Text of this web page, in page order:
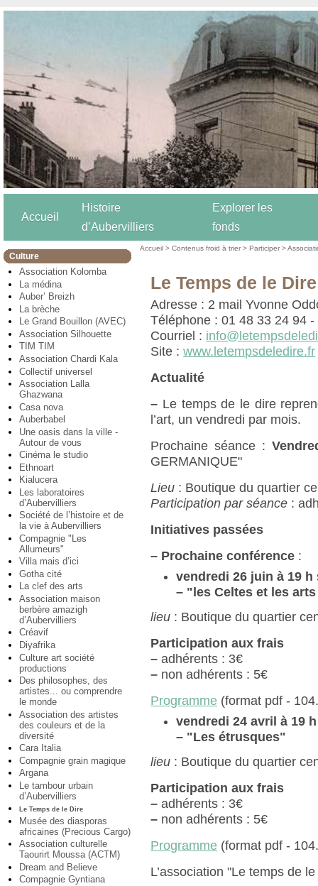
Accueil
Histoire
d’Aubervilliers
Explorer les
fonds
Culture
Association Kolomba
La médina
Auber’ Breizh
La brèche
Le Grand Bouillon (AVEC)
Association Silhouette
TIM TIM
Association Chardi Kala
Collectif universel
Association Lalla
Ghazwana
Casa nova
Auberbabel
Une oasis dans la ville -
Autour de vous
Cinéma le studio
Ethnoart
Kialucera
Les laboratoires
d’Aubervilliers
Société de l’histoire et de
la vie à Aubervilliers
Compagnie "Les
Allumeurs"
Villa mais d’ici
Gotha cité
La clef des arts
Association maison
berbère amazigh
d’Aubervilliers
Créavif
Diyafrika
Culture art société
productions
Des philosophes, des
artistes... ou comprendre
le monde
Association des artistes
des couleurs et de la
diversité
Cara Italia
Compagnie grain magique
Argana
Le tambour urbain
d’Aubervilliers
Le Temps de le Dire
Musée des diasporas
africaines (Precious Cargo)
Association culturelle
Taourirt Moussa (ACTM)
Dream and Believe
Compagnie Gyntiana
Accueil >Contenus froid à trier >Participer >
Le Temps de le Dire
Adresse : 2 mail Yvonne
Téléphone : 01 48 33 24 94
Courriel :
Site :www.letempsdeledire.fr
Actualité
– Le temps de le dire
l’art, un vendredi par mois.
Prochaine séance :
GERMANIQUE"
Lieu : Boutique du quartier
Participation par séance :
Initiatives passées
– Prochaine conférence :
vendredi 26 juin à 19 h
– "les Celtes et les
lieu : Boutique du quartier
Participation aux frais
– adhérents : 3€
– non adhérents : 5€
Programme (format pdf -
vendredi 24 avril à 19 h
– "Les étrusques"
lieu : Boutique du quartier
Participation aux frais
– adhérents : 3€
– non adhérents : 5€
Programme (format pdf -
L’association "Le temps de